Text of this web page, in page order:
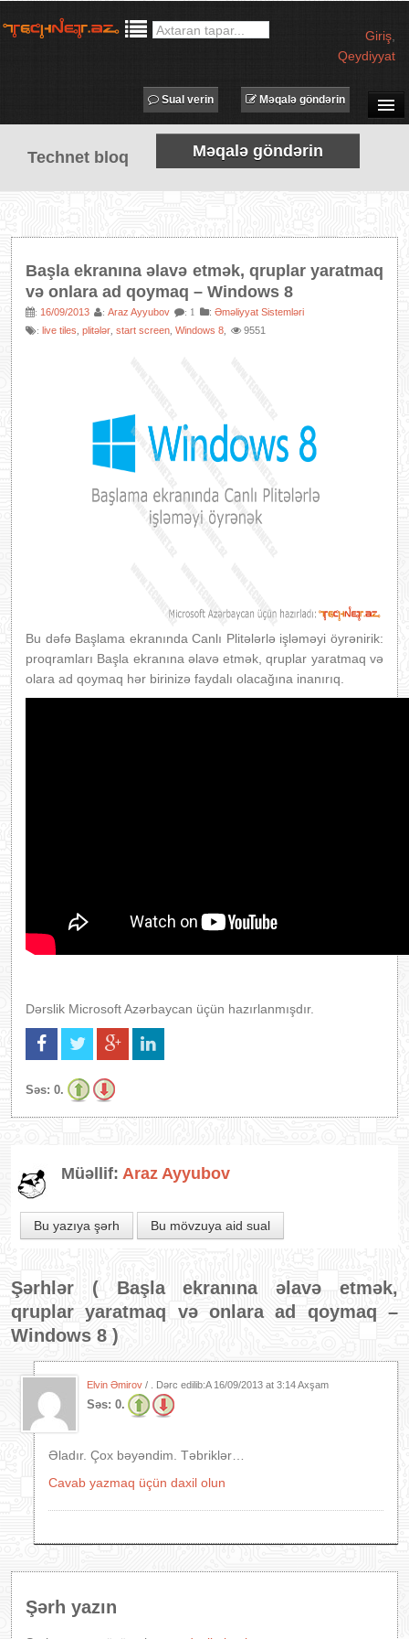
Giriş
Qeydiyyat
SUAL-CAVAB
TECHNET TV
MƏQALƏLƏR
PROQRAMLAR
AVADANLIQLAR
Məqalə göndərin
Sual verin
Technet bloq Məqalə göndərin
Başla ekranına əlavə etmək, qruplar yaratmaq
və onlara ad qoymaq – Windows 8
: 16/09/2013 : Araz Ayyubov : 1 : Əməliyyat Sistemləri
: live tiles plitələr start screen Windows 8 9551
Bu dəfə Başlama ekranında Canlı Plitələrlə işləməyi öyrənirik:
proqramları Başla ekranına əlavə etmək, qruplar yaratmaq və
olara ad qoymaq hər birinizə faydalı olacağına inanırıq.
Dərslik Microsoft Azərbaycan üçün hazırlanmışdır.
Səs: 0.
Müəllif: Araz Ayyubov
Bu yazıya şərh Bu mövzuya aid sual
Şərhlər ( Başla ekranına əlavə etmək,
qruplar yaratmaq və onlara ad qoymaq –
Windows 8 )
Elvin Əmirov / . Dərc edilib:A 16/09/2013 at 3:14 Axşam
Səs: 0.
Əladır. Çox bəyəndim. Təbriklər…
Cavab yazmaq üçün daxil olun
Şərh yazın